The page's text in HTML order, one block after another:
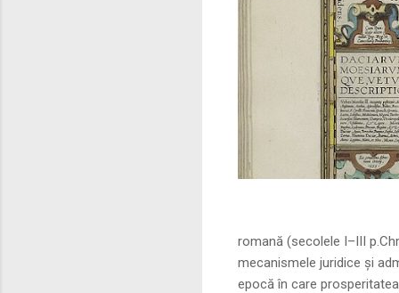
Sursa foto:
romană (secolele I–III
mecanismele juridice și
epocă în care